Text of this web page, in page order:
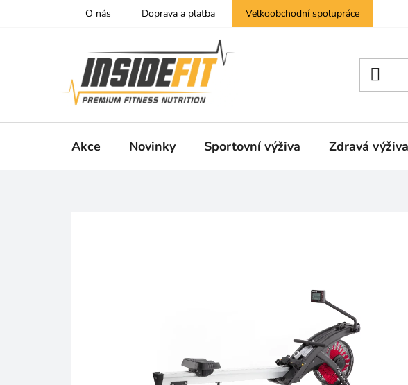
O nás Doprava a platba Velkoobchodní spolupráce
Akce Novinky Sportovní výživa Zdravá výživa